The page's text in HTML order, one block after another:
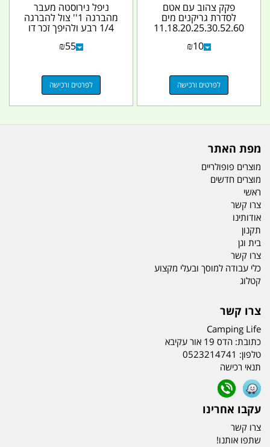
פקק צהוב עם אטם
לסדרת גריקנים מים
11.18.20.25.30.52.60
₪10
לפרטים ורכישה
ניפל נירוסטה מעבר
מהברגה 1'' צול להברגה
1/4 רבע ולהיפך זכר דו
צדדי קמפינג לייף
₪55
לפרטים ורכישה
מפת האתר
מוצרים פופולריים
מוצרים חדשים
ראשי
צרו קשר
אודותינו
תקנון
בית וגן
צרו קשר
כלי עבודה למוסך ובעלי מקצוע
קטלוג
צרו קשר
Camping Life
כתובת: הדס 19 אור עקיבא
טלפון: 0523214741
תנאי רכישה
עקבו אחרינו
צרו קשר
שתפו אותנו!